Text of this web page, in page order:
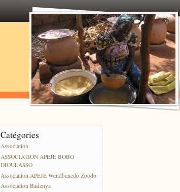
Catégories
Association
ASSOCIATION APEJE BOBO
DIOULASSO
Association APEJE Wendbenedo Zoodo
Association Badenya